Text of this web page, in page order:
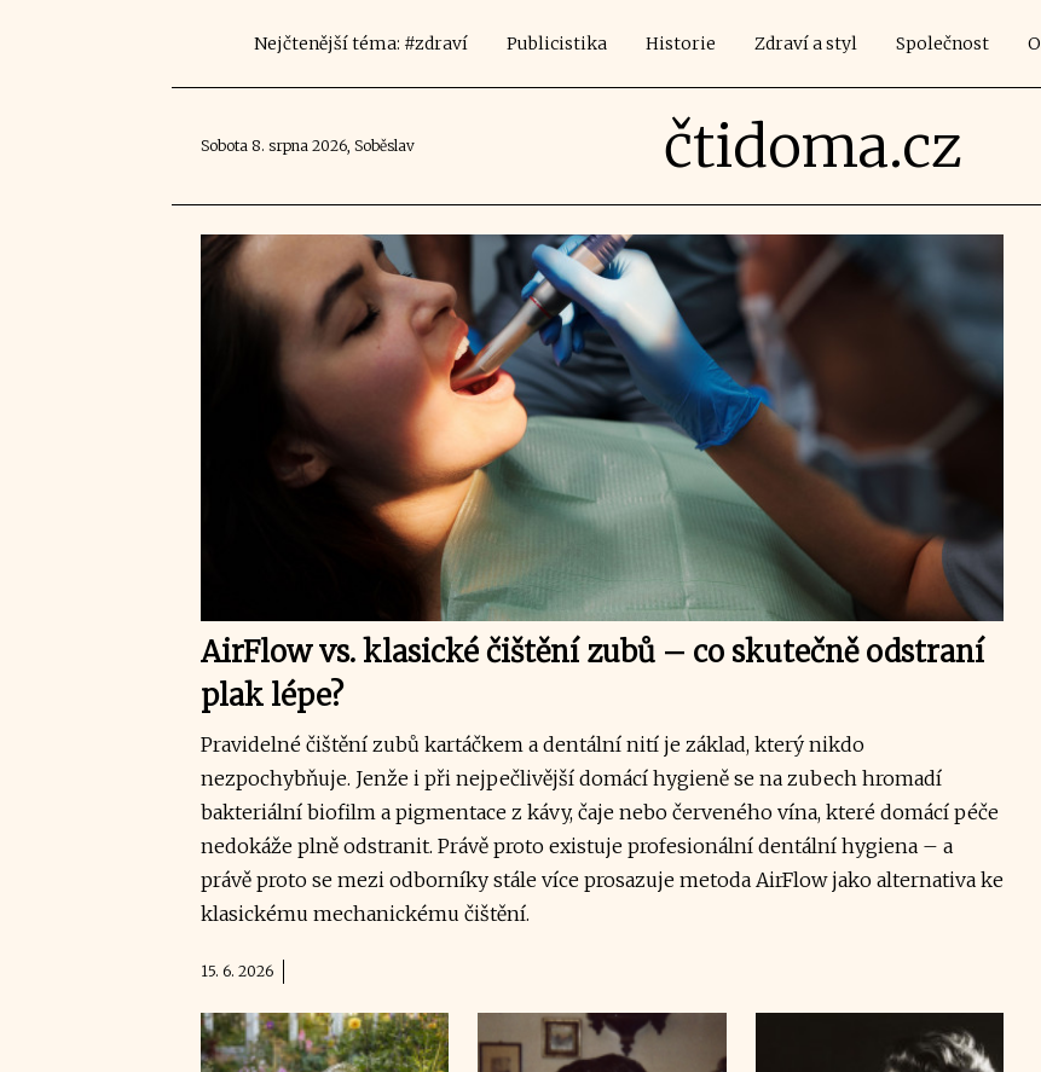
Nejčtenější téma: #zdraví Publicistika Historie Zdraví a styl Společnost
Sobota 8. srpna 2026, Soběslav čtidoma.cz
AirFlow vs. klasické čištění zubů – co skutečně odstraní
plak lépe?
Pravidelné čištění zubů kartáčkem a dentální nití je základ, který nikdo
nezpochybňuje. Jenže i při nejpečlivější domácí hygieně se na zubech hromadí
bakteriální biofilm a pigmentace z kávy, čaje nebo červeného vína, které domácí péče
nedokáže plně odstranit. Právě proto existuje profesionální dentální hygiena – a
právě proto se mezi odborníky stále více prosazuje metoda AirFlow jako alternativa ke
klasickému mechanickému čištění.
15. 6. 2026